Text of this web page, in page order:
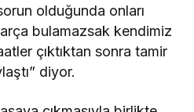
olduğunda onları
bulamazsak kendimiz
çıktıktan sonra tamir
diyor.